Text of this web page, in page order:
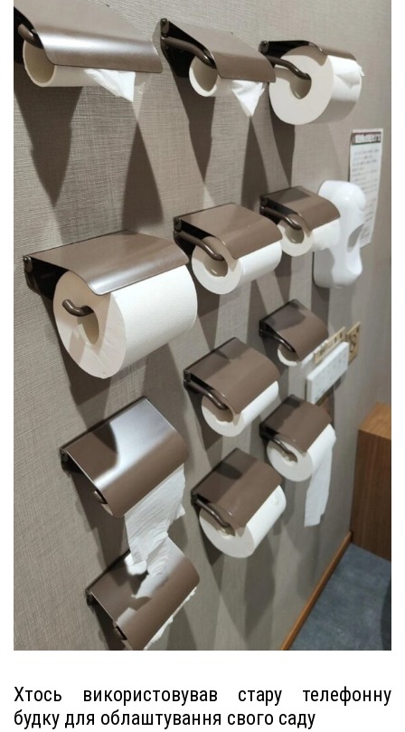
Хтось використовував стару телефонну
будку для облаштування свого саду